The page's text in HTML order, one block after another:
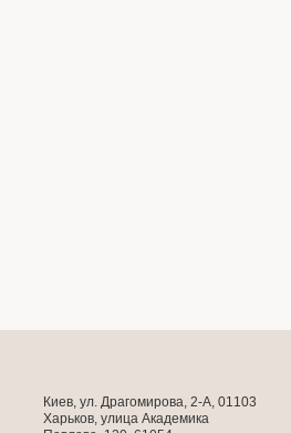
Киев, ул. Драгомирова, 2-А, 01103
Харьков, улица Академика